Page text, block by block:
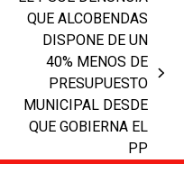
post:
QUE ALCOBENDAS
DISPONE DE UN
40% MENOS DE
PRESUPUESTO
MUNICIPAL DESDE
QUE GOBIERNA EL
PP